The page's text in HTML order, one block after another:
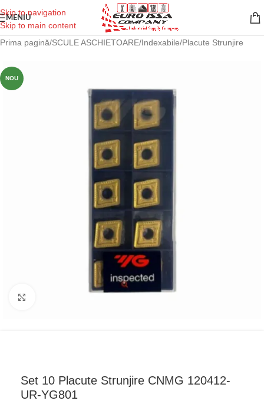
Skip to navigation
Skip to main content
MENIU
Prima pagină/SCULE ASCHIETOARE/Indexabile/Placute Strunjire
NOU
Set 10 Placute Strunjire CNMG 120412-
UR-YG801